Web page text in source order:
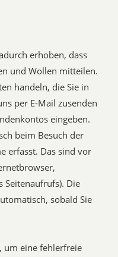
erhoben, dass
und Wollen mitteilen.
handeln, die Sie in
per E-Mail zusenden
eingeben.
beim Besuch der
erfasst. Das sind vor
Seitenaufrufs). Die
sobald Sie
um eine fehlerfreie